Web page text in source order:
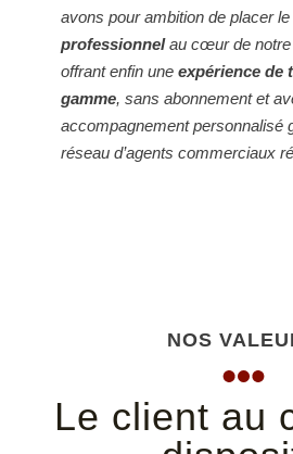
avons pour ambition de placer le
professionnelau cœur de notre
offrant enfin une expérience de
gamme, sans abonnement et
accompagnement personnalisé
réseau d’agents commerciaux
NOS
Le client au